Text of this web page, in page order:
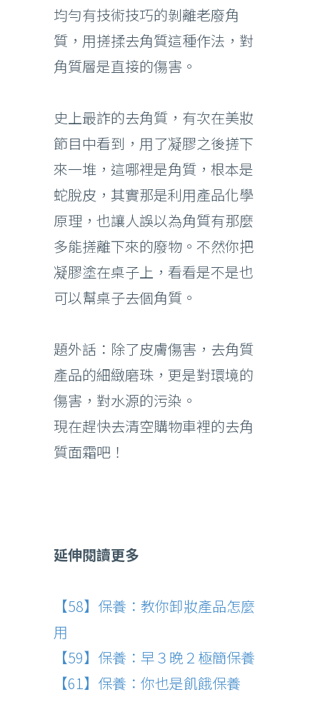
均勻有技術技巧的剝離老廢角
質，用搓揉去角質這種作法，對
角質層是直接的傷害。
史上最詐的去角質，有次在美妝
節目中看到，用了凝膠之後搓下
來一堆，這哪裡是角質，根本是
蛇脫皮，其實那是利用產品化學
原理，也讓人誤以為角質有那麼
多能搓離下來的廢物。不然你把
凝膠塗在桌子上，看看是不是也
可以幫桌子去個角質。
題外話：除了皮膚傷害，去角質
產品的細緻磨珠，更是對環境的
傷害，對水源的污染。
現在趕快去清空購物車裡的去角
質面霜吧！
延伸閱讀更多
【58】保養：教你卸妝產品怎麼
用
【59】保養：早３晚２極簡保養
【61】保養：你也是飢餓保養